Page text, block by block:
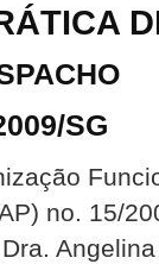
SG
no. 15/